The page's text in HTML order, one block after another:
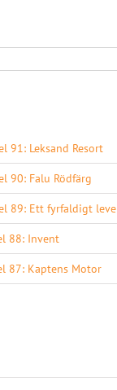
91: Leksand Resort
90: Falu Rödfärg
89: Ett fyrfaldigt leve
88: Invent
87: Kaptens Motor